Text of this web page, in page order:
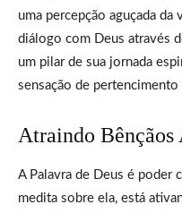
uma percepção aguçada
diálogo com Deus através
um pilar de sua jornada
sensação de
Atraindo Bênçãos
A Palavra de Deus é poder
medita sobre ela, está